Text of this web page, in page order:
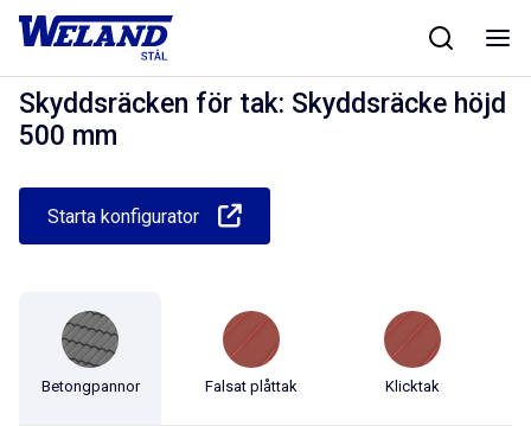
Skip
Hem/Produkter/Taksäkerhet
Skyddsräcke
höjd 500 mm
Skyddsräcken för tak: Skyddsräcke höjd
500 mm
Starta konfigurator
Betongpannor Falsat plåttak Klicktak